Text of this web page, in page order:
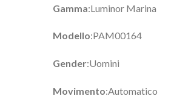
Gamma:Luminor Marina
Modello:PAM00164
Gender:Uomini
Movimento:Automatico